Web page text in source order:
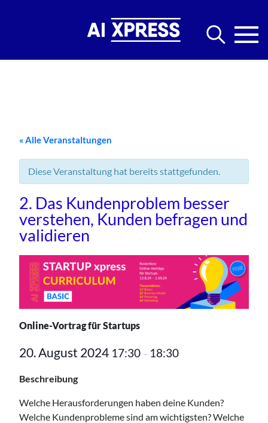
« Alle Veranstaltungen
Diese Veranstaltung hat bereits stattgefunden.
2. Das Kundenproblem besser
verstehen, Kunden befragen und
validieren
Online-Vortrag für Startups
20. August 2024 17:30 – 18:30
Beschreibung
Welche Herausforderungen haben deine Kunden?
Welche Kundenprobleme sind am wichtigsten? Welche